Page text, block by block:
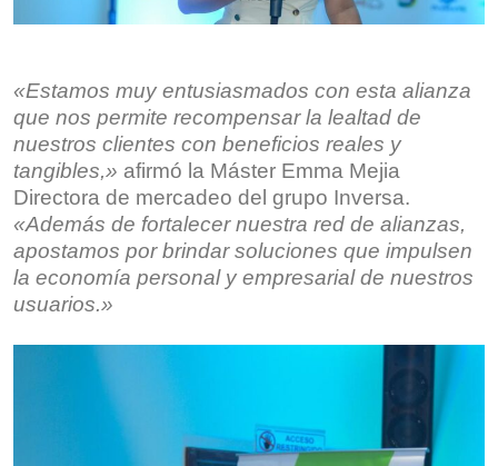
«Estamos muy entusiasmados con esta alianza
que nos permite recompensar la lealtad de
nuestros clientes con beneficios reales y
tangibles,» afirmó la Máster Emma Mejia
Directora de mercadeo del grupo Inversa.
«Además de fortalecer nuestra red de alianzas,
apostamos por brindar soluciones que impulsen
la economía personal y empresarial de nuestros
usuarios.»